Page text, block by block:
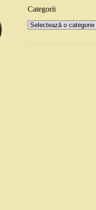
Categorii
Categorii